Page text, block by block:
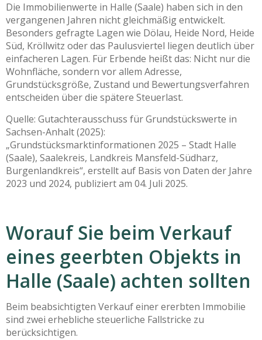
Die Immobilienwerte in Halle (Saale) haben sich in den
vergangenen Jahren nicht gleichmäßig entwickelt.
Besonders gefragte Lagen wie Dölau, Heide Nord, Heide
Süd, Kröllwitz oder das Paulusviertel liegen deutlich über
einfacheren Lagen. Für Erbende heißt das: Nicht nur die
Wohnfläche, sondern vor allem Adresse,
Grundstücksgröße, Zustand und Bewertungsverfahren
entscheiden über die spätere Steuerlast.
Quelle: Gutachterausschuss für Grundstückswerte in
Sachsen-Anhalt (2025):
„Grundstücksmarktinformationen 2025 – Stadt Halle
(Saale), Saalekreis, Landkreis Mansfeld-Südharz,
Burgenlandkreis“, erstellt auf Basis von Daten der Jahre
2023 und 2024, publiziert am 04. Juli 2025.
Worauf Sie beim Verkauf
eines geerbten Objekts in
Halle (Saale) achten sollten
Beim beabsichtigten Verkauf einer ererbten Immobilie
sind zwei erhebliche steuerliche Fallstricke zu
berücksichtigen.